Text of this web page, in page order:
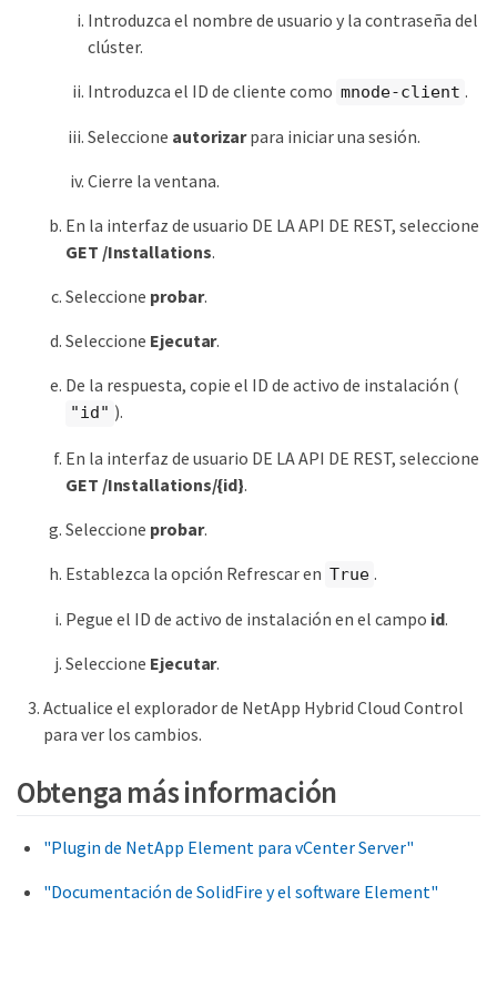
Introduzca el nombre de usuario y la contraseña del
clúster.
Introduzca el ID de cliente como mnode-client .
Seleccione autorizarpara iniciar una sesión.
Cierre la ventana.
En la interfaz de usuario DE LA API DE REST, seleccione
GET ​/Installations.
Seleccione probar.
Seleccione Ejecutar.
De la respuesta, copie el ID de activo de instalación (
"id" ).
En la interfaz de usuario DE LA API DE REST, seleccione
GET /Installations/{id}.
Seleccione probar.
Establezca la opción Refrescar en True .
Pegue el ID de activo de instalación en el campo id.
Seleccione Ejecutar.
Actualice el explorador de NetApp Hybrid Cloud Control
para ver los cambios.
Obtenga más información
"Plugin de NetApp Element para vCenter Server"
"Documentación de SolidFire y el software Element"